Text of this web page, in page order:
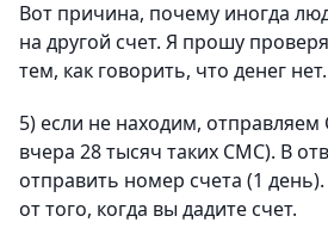
Вот причина, почему иногда
на другой счет. Я прошу
тем, как говорить, что денег нет.
5) если не находим,
вчера 28 тысяч таких СМС). В
отправить номер счета (1
от того, когда вы дадите счет.